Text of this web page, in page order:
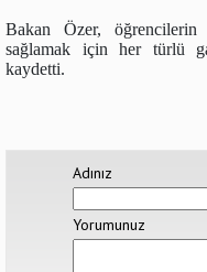
Bakan Özer,
sağlamak için her türlü
kaydetti.
Adınız
Yorumunuz